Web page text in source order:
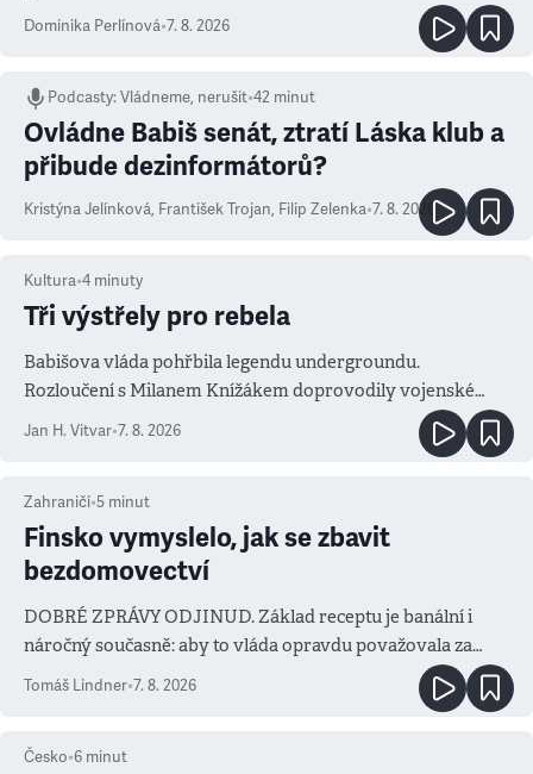
Dominika Perlínová•7. 8. 2026
Podcasty:Vládneme, nerušit•42 minut
Ovládne Babiš senát, ztratí Láska klub a
přibude dezinformátorů?
Kristýna Jelínková, František Trojan, Filip Zelenka•7. 8. 2026
Kultura•4 minuty
Tři výstřely pro rebela
Babišova vláda pohřbila legendu undergroundu.
Rozloučení s Milanem Knížákem doprovodily vojenské
Jan H. Vitvar•7. 8. 2026
Zahraničí•5 minut
Finsko vymyslelo, jak se zbavit
bezdomovectví
DOBRÉ ZPRÁVY ODJINUD. Základ receptu je banální i
náročný současně: aby to vláda opravdu považovala za
Tomáš Lindner•7. 8. 2026
Česko•6 minut